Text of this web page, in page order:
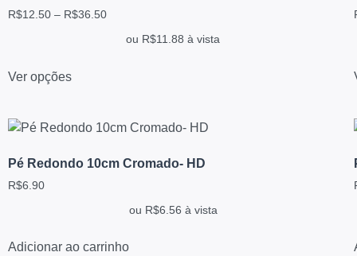
R$12.50 – R$36.50
ou R$11.88 à vista
Ver opções
Pé Redondo 10cm Cromado- HD
R$6.90
ou R$6.56 à vista
Adicionar ao carrinho